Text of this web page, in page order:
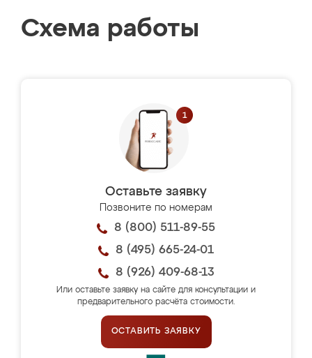
Схема работы
Оставьте заявку
Позвоните по номерам
8 (800) 511-89-55
8 (495) 665-24-01
8 (926) 409-68-13
Или оставьте заявку на сайте для консультации и
предварительного расчёта стоимости.
ОСТАВИТЬ ЗАЯВКУ